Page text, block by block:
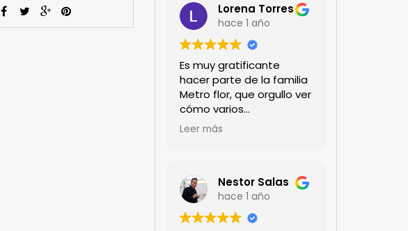
Lorena Torres
hace 1 año
Es muy gratificante
hacer parte de la familia
Metro flor, que orgullo ver
cómo varios
profesionales hombres y
técnicas. Gracias por
mantenernos al día.mil
GRACIAS
Leer más
Nestor Salas
hace 1 año